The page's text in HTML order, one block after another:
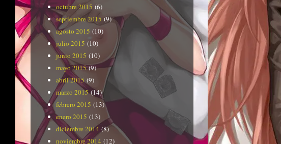
octubre 2015 (6)
septiembre 2015 (9)
agosto 2015 (10)
julio 2015 (10)
junio 2015 (10)
mayo 2015(9)
abril 2015 (9)
marzo 2015(14)
febrero 2015 (13)
enero 2015 (13)
diciembre 2014 (8)
noviembre 2014 (12)